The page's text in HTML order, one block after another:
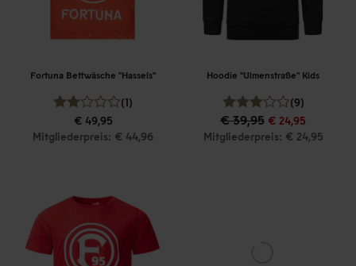
Fortuna Bettwäsche "Hassels"
(1)
€ 49,95
Mitgliederpreis: € 44,96
Hoodie "Ulmenstraße" Kids
(9)
€ 39,95 € 24,95
Mitgliederpreis: € 24,95